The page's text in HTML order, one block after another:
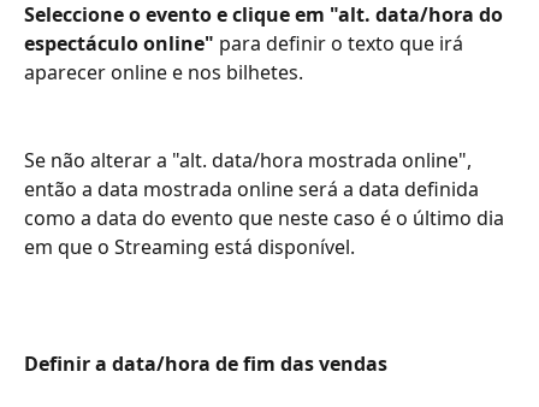
Seleccione o evento e clique em "alt. data/hora do
espectáculo online" para definir o texto que irá
aparecer online e nos bilhetes.
Se não alterar a "alt. data/hora mostrada online",
então a data mostrada online será a data definida
como a data do evento que neste caso é o último dia
em que o Streaming está disponível.
Definir a data/hora de fim das vendas